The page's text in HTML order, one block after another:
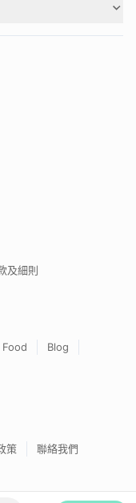
及細則
Food
Blog
策 聯絡我們